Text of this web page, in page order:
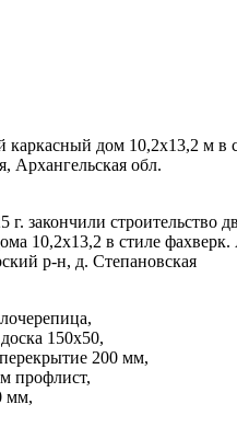
каркасный дом 10,2х13,2 м в
Архангельская обл.
г. закончили строительство
10,2х13,2 в стиле фахверк.
р-н, д. Степановская
150х50,
200 мм,
профлист,
мм,